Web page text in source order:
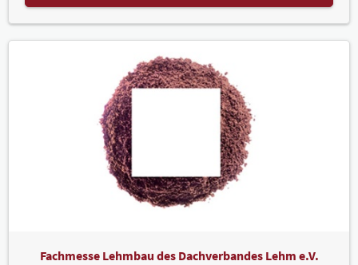
Fachmesse Lehmbau des Dachverbandes Lehm e.V.